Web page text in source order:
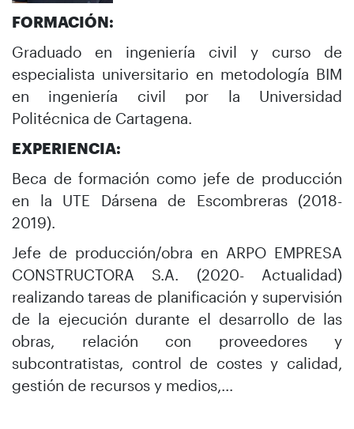
FORMACIÓN:
Graduado en ingeniería civil y curso de
especialista universitario en metodología BIM
en ingeniería civil por la Universidad
Politécnica de Cartagena.
EXPERIENCIA:
Beca de formación como jefe de producción
en la UTE Dársena de Escombreras (2018-
2019).
Jefe de producción/obra en ARPO EMPRESA
CONSTRUCTORA S.A. (2020- Actualidad)
realizando tareas de planificación y supervisión
de la ejecución durante el desarrollo de las
obras, relación con proveedores y
subcontratistas, control de costes y calidad,
gestión de recursos y medios,…